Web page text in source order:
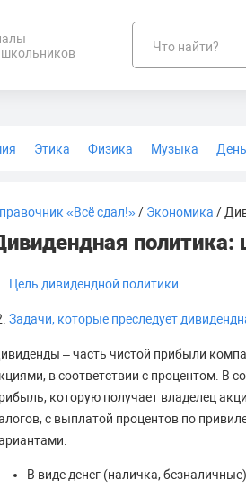
школьников
Что найти?
Этика Физика Музыка
«Всё сдал!»/ Экономика /
политика:
Цель дивидендной политики
Задачи, которые преследует
– часть чистой прибыли
в соответствии с процентом. В
которую получает владелец
с выплатой процентов по
В виде денег (наличка,